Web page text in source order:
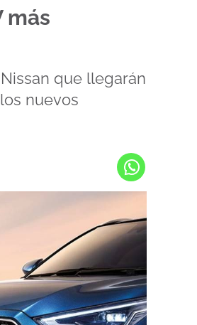
más
que llegarán
nuevos